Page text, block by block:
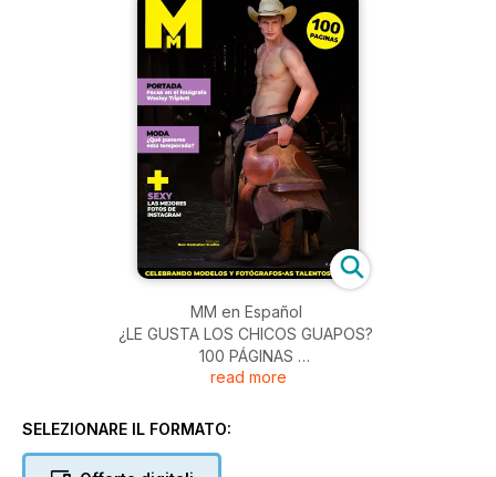
MM en Español
¿LE GUSTA LOS CHICOS GUAPOS?
100 PÁGINAS
• Portada: El fotógrafo Wesley Triplett from New Manhattan
• Blog: los modelos màs calientes del mes
• La moda que se lleva esta temporada, por Fred Lafeuille
read more
SELEZIONARE IL FORMATO: